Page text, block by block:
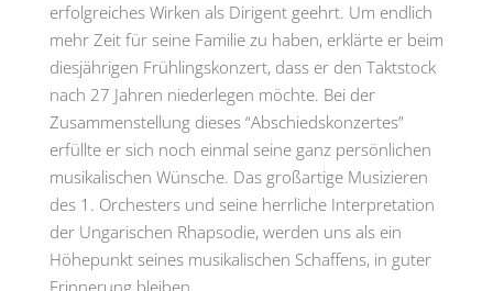
erfolgreiches Wirken als Dirigent geehrt. Um endlich
mehr Zeit für seine Familie zu haben, erklärte er beim
diesjährigen Frühlingskonzert, dass er den Taktstock
nach 27 Jahren niederlegen möchte. Bei der
Zusammenstellung dieses “Abschiedskonzertes”
erfüllte er sich noch einmal seine ganz persönlichen
musikalischen Wünsche. Das großartige Musizieren
des 1. Orchesters und seine herrliche Interpretation
der Ungarischen Rhapsodie, werden uns als ein
Höhepunkt seines musikalischen Schaffens, in guter
Erinnerung bleiben.